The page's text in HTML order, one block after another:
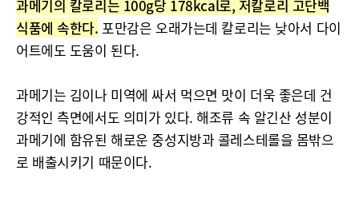
과메기의 칼로리는 100g당 178kcal로, 저칼로리 고단백
식품에 속한다. 포만감은 오래가는데 칼로리는 낮아서 다이
어트에도 도움이 된다.
과메기는 김이나 미역에 싸서 먹으면 맛이 더욱 좋은데 건
강적인 측면에서도 의미가 있다. 해조류 속 알긴산 성분이
과메기에 함유된 해로운 중성지방과 콜레스테롤을 몸밖으
로 배출시키기 때문이다.